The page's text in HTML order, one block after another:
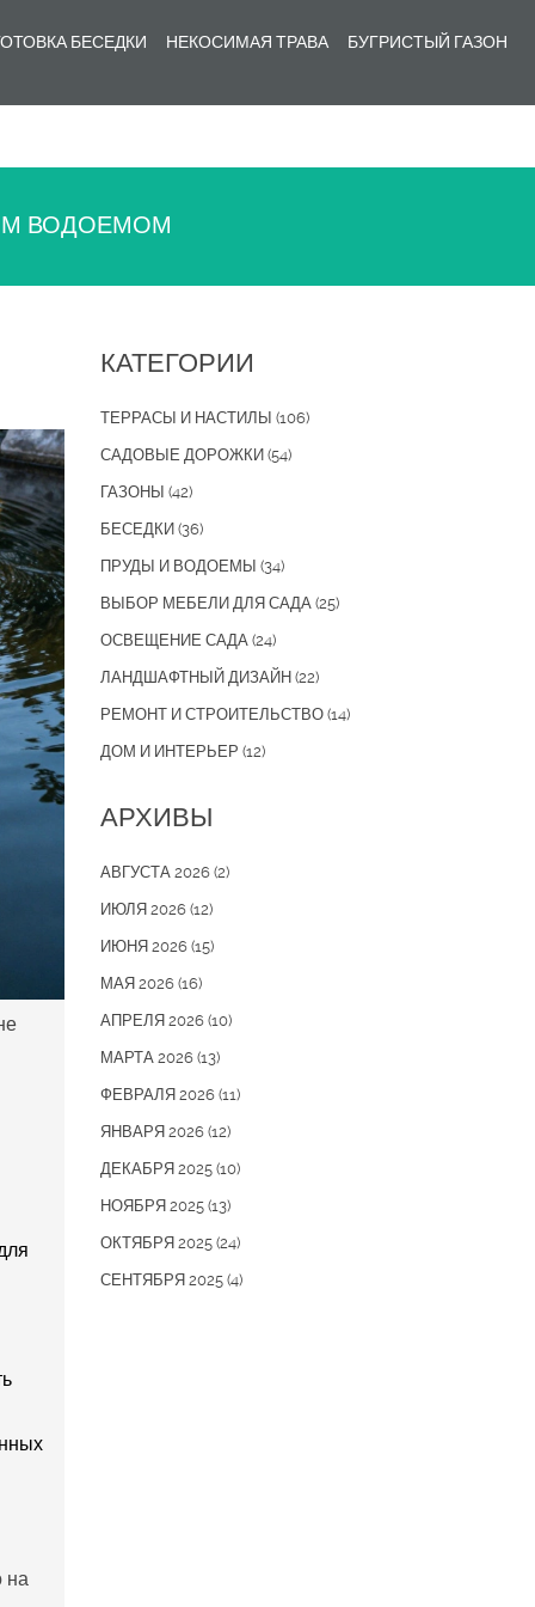
БЕСЕДКИ НЕКОСИМАЯ ТРАВА БУГРИСТЫЙ ГАЗОН
ВОДОЕМОМ
на
КАТЕГОРИИ
ТЕРРАСЫ И НАСТИЛЫ (106)
САДОВЫЕ ДОРОЖКИ (54)
ГАЗОНЫ (42)
БЕСЕДКИ (36)
ПРУДЫ И ВОДОЕМЫ (34)
ВЫБОР МЕБЕЛИ ДЛЯ САДА (25)
ОСВЕЩЕНИЕ САДА (24)
ЛАНДШАФТНЫЙ ДИЗАЙН (22)
РЕМОНТ И СТРОИТЕЛЬСТВО (14)
ДОМ И ИНТЕРЬЕР (12)
АРХИВЫ
АВГУСТА 2026 (2)
ИЮЛЯ 2026 (12)
ИЮНЯ 2026 (15)
МАЯ 2026 (16)
АПРЕЛЯ 2026 (10)
МАРТА 2026 (13)
ФЕВРАЛЯ 2026 (11)
ЯНВАРЯ 2026 (12)
ДЕКАБРЯ 2025 (10)
НОЯБРЯ 2025 (13)
ОКТЯБРЯ 2025 (24)
СЕНТЯБРЯ 2025 (4)